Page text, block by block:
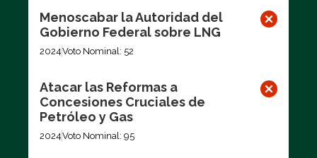
Menoscabar la Autoridad del
Gobierno Federal sobre LNG
2024Voto Nominal: 52
Atacar las Reformas a
Concesiones Cruciales de
Petróleo y Gas
2024Voto Nominal: 95